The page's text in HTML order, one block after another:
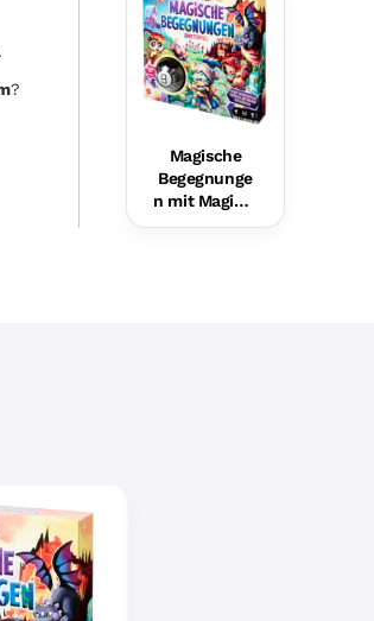
?
Pickup
Bauset (858
Teile), Für
Sammler
Magische
Begegnunge
n mit Magic 8
Ball